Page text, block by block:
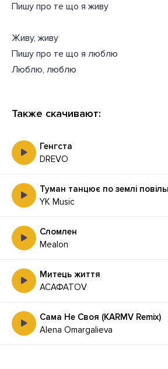
Пишу про те що я живу
Живу, живу
Пишу про те що я люблю
Люблю, люблю
Также скачивают:
Генгста
DREVO
Туман танцює по землі
YK Music
Сломлен
Mealon
Митець життя
АСАФАТОV
Сама Не Своя (KARMV Remix)
Alena Omargalieva